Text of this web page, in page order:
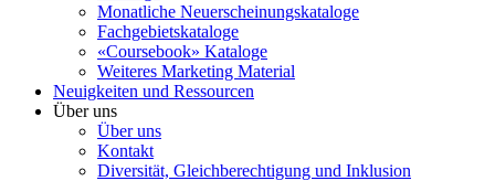
Monatliche Neuerscheinungskataloge
Fachgebietskataloge
«Coursebook» Kataloge
Weiteres Marketing Material
Neuigkeiten und Ressourcen
Über uns
Über uns
Kontakt
Diversität, Gleichberechtigung und Inklusion